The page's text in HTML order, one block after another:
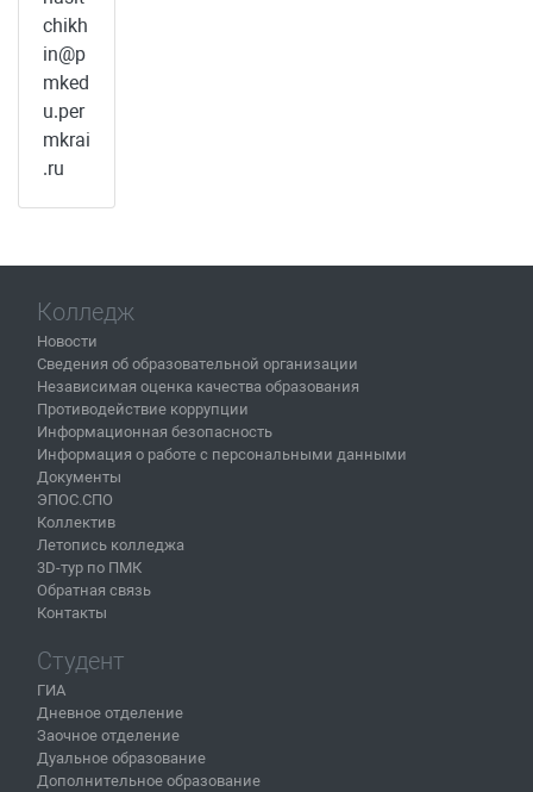
chikh
in@p
mked
u.per
mkrai
.ru
Колледж
Новости
Сведения об образовательной организации
Независимая оценка качества образования
Противодействие коррупции
Информационная безопасность
Информация о работе с персональными данными
Документы
ЭПОС.СПО
Коллектив
Летопись колледжа
3D-тур по ПМК
Обратная связь
Контакты
Студент
ГИА
Дневное отделение
Заочное отделение
Дуальное образование
Дополнительное образование